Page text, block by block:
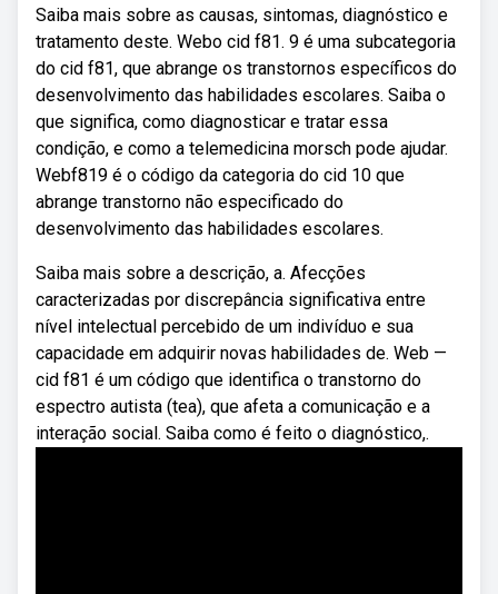
Saiba mais sobre as causas, sintomas, diagnóstico e
tratamento deste. Webo cid f81. 9 é uma subcategoria
do cid f81, que abrange os transtornos específicos do
desenvolvimento das habilidades escolares. Saiba o
que significa, como diagnosticar e tratar essa
condição, e como a telemedicina morsch pode ajudar.
Webf819 é o código da categoria do cid 10 que
abrange transtorno não especificado do
desenvolvimento das habilidades escolares.
Saiba mais sobre a descrição, a. Afecções
caracterizadas por discrepância significativa entre
nível intelectual percebido de um indivíduo e sua
capacidade em adquirir novas habilidades de. Web —
cid f81 é um código que identifica o transtorno do
espectro autista (tea), que afeta a comunicação e a
interação social. Saiba como é feito o diagnóstico,.